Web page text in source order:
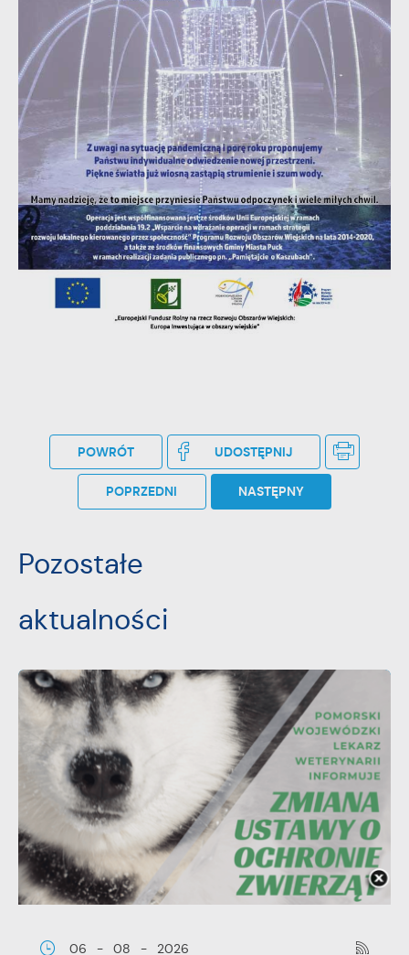
POWRÓT UDOSTĘPNIJ
POPRZEDNI NASTĘPNY
Pozostałe
aktualności
06 - 08 - 2026